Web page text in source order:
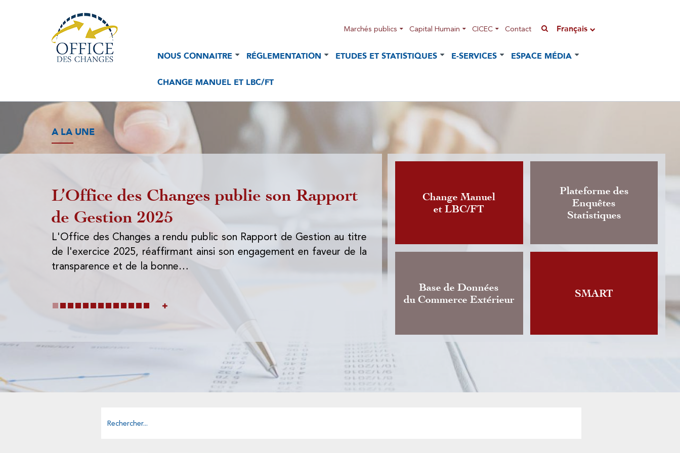
Marchés publics Capital Humain CICEC Contact Français
Navigation
Navigation
NOUS CONNAITRE RÉGLEMENTATION ETUDES ET STATISTIQUES E-SERVICES ESPACE MÉDIA
CHANGE MANUEL ET LBC/FT
A LA UNE
L’Office des Changes publie son Rapport
de Gestion 2025
L'Office des Changes a rendu public son Rapport de Gestion au titre
de l'exercice 2025, réaffirmant ainsi son engagement en faveur de la
transparence et de la bonne…
Publication de l'Instruction régissant
l'activité de change de devises
L'Office des Changes annonce la publication d’une version
de l'Instruction régissant l'activité de change de devises, dont
Change Manuel
et LBC/FT
Plateforme des
Enquêtes
Statistiques
Base de Données
du Commerce Extérieur
SMART